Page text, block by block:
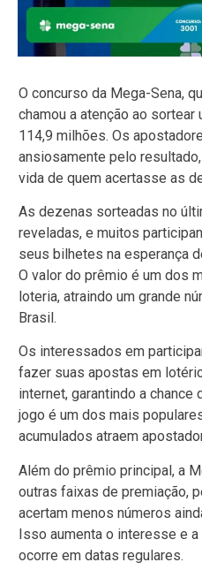
O concurso da Mega-Sena,
chamou a atenção ao
114,9 milhões. Os
ansiosamente pelo
vida de quem acertasse as
As dezenas sorteadas no
reveladas, e muitos
seus bilhetes na esperança
O valor do prêmio é um dos
loteria, atraindo um grande
Brasil.
Os interessados em
fazer suas apostas em
internet, garantindo a chance
jogo é um dos mais
acumulados atraem
Além do prêmio principal, a
outras faixas de premiação,
acertam menos números
Isso aumenta o interesse e
ocorre em datas regulares.